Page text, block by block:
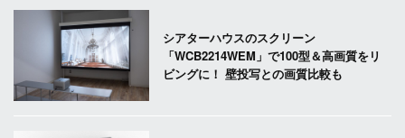
シアターハウスのスクリーン
「WCB2214WEM」で100型＆高画質をリ
ビングに！ 壁投写との画質比較も